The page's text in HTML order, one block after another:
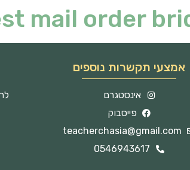
mail order
אמצעי תקשרות נוספים
אינסטגרם
פייסבוק
teacherchasia@gmail.com
0546943617